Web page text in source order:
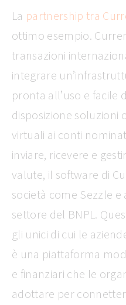
La partnership tra
ottimo esempio.
transazioni
integrare
pronta all’uso e facile
disposizione soluzioni
virtuali ai conti
inviare, ricevere e
valute, il software di
società come Sezzle
settore del BNPL.
gli unici di cui le
è una piattaforma
e finanziari che le
adottare per